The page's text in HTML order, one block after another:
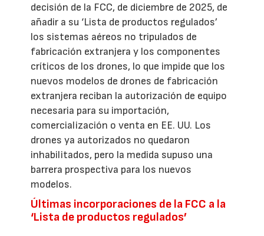
decisión de la FCC, de diciembre de 2025, de
añadir a su ‘Lista de productos regulados’
los sistemas aéreos no tripulados de
fabricación extranjera y los componentes
críticos de los drones, lo que impide que los
nuevos modelos de drones de fabricación
extranjera reciban la autorización de equipo
necesaria para su importación,
comercialización o venta en EE. UU. Los
drones ya autorizados no quedaron
inhabilitados, pero la medida supuso una
barrera prospectiva para los nuevos
modelos.
Últimas incorporaciones de la FCC a la
‘Lista de productos regulados’